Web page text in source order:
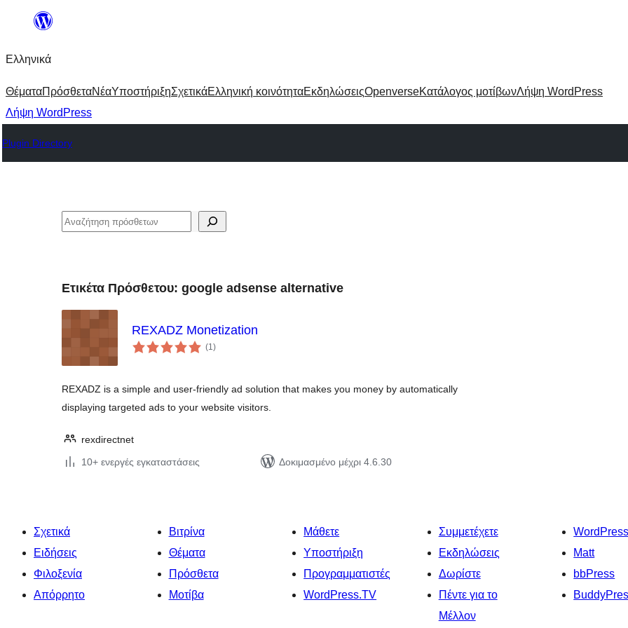
Μετάβαση
περιεχόμενο
Ελληνικά
ΘέματαΠρόσθεταΝέαΥποστήριξηΣχετικάΕλληνική κοινότηταΕκδηλώσειςOpenverseΚατάλογος μοτίβωνΛήψη WordPress
Λήψη WordPress
Plugin Directory
Αναζήτηση
Ετικέτα Πρόσθετου: google adsense alternative
REXADZ Monetization
(1αξιολογήσεις
σύνολο
)
REXADZ is a simple and user-friendly ad solution that makes you money by automatically
displaying targeted ads to your website visitors.
rexdirectnet
10+ ενεργές εγκαταστάσεις
Δοκιμασμένο μέχρι 4.6.30
Σχετικά
Ειδήσεις
Φιλοξενία
Απόρρητο
Βιτρίνα
Θέματα
Πρόσθετα
Μοτίβα
Μάθετε
Υποστήριξη
Προγραμματιστές
WordPress.TV
Συμμετέχετε
Εκδηλώσεις
Δωρίστε
Πέντε για το
Μέλλον
Matt
bbPress